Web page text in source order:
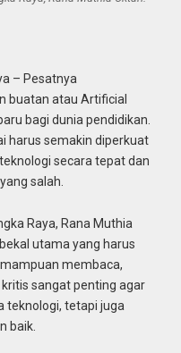
– Pesatnya
buatan atau Artificial
bagi dunia pendidikan.
harus semakin diperkuat
secara tepat dan
salah.
Raya, Rana Muthia
utama yang harus
membaca,
sangat penting agar
teknologi, tetapi juga
baik.